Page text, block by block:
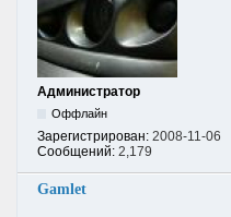
Администратор
Оффлайн
Зарегистрирован: 2008-11-06
Сообщений: 2,179
Gamlet